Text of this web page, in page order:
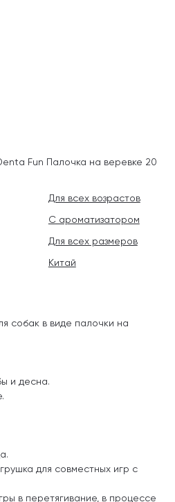
собак в виде палочки на
и десна.
для совместных игр с
в перетягивание, в процессе
Fun Палочка на веревке 20
Для всех возрастов
С ароматизатором
Для всех размеров
Китай